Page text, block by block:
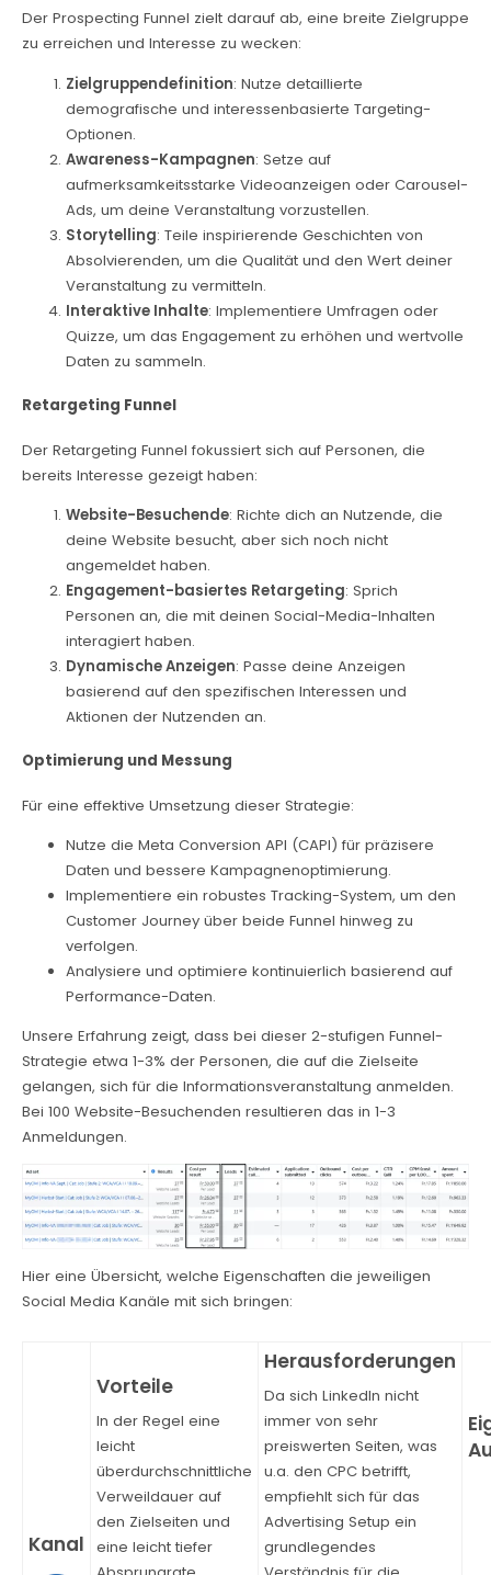
Der Prospecting Funnel zielt darauf ab, eine breite Zielgruppe
zu erreichen und Interesse zu wecken:
Zielgruppendefinition: Nutze detaillierte
demografische und interessenbasierte Targeting-
Optionen.
Awareness-Kampagnen: Setze auf
aufmerksamkeitsstarke Videoanzeigen oder Carousel-
Ads, um deine Veranstaltung vorzustellen.
Storytelling: Teile inspirierende Geschichten von
Absolvierenden, um die Qualität und den Wert deiner
Veranstaltung zu vermitteln.
Interaktive Inhalte: Implementiere Umfragen oder
Quizze, um das Engagement zu erhöhen und wertvolle
Daten zu sammeln.
Retargeting Funnel
Der Retargeting Funnel fokussiert sich auf Personen, die
bereits Interesse gezeigt haben:
Website-Besuchende: Richte dich an Nutzende, die
deine Website besucht, aber sich noch nicht
angemeldet haben.
Engagement-basiertes Retargeting: Sprich
Personen an, die mit deinen Social-Media-Inhalten
interagiert haben.
Dynamische Anzeigen: Passe deine Anzeigen
basierend auf den spezifischen Interessen und
Aktionen der Nutzenden an.
Optimierung und Messung
Für eine effektive Umsetzung dieser Strategie:
Nutze die Meta Conversion API (CAPI) für präzisere
Daten und bessere Kampagnenoptimierung.
Implementiere ein robustes Tracking-System, um den
Customer Journey über beide Funnel hinweg zu
verfolgen.
Analysiere und optimiere kontinuierlich basierend auf
Performance-Daten.
Unsere Erfahrung zeigt, dass bei dieser 2-stufigen Funnel-
Strategie etwa 1-3% der Personen, die auf die Zielseite
gelangen, sich für die Informationsveranstaltung anmelden.
Bei 100 Website-Besuchenden resultieren das in 1-3
Anmeldungen.
Hier eine Übersicht, welche Eigenschaften die jeweiligen
Social Media Kanäle mit sich bringen:
In der Regel eine
leicht
überdurchschnittliche
Verweildauer auf
den Zielseiten und
eine leicht tiefer
Da sich LinkedIn nicht
immer von sehr
preiswerten Seiten, was
u.a. den CPC betrifft,
empfiehlt sich für das
Advertising Setup ein
grundlegendes